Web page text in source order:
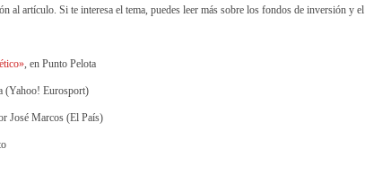
al artículo. Si te interesa el tema, puedes leer más sobre los fondos de inversión y el
, en Punto Pelota
(Yahoo! Eurosport)
José Marcos (El País)